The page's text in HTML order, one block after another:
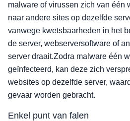
malware of virussen zich van één
naar andere sites op dezelfde
vanwege kwetsbaarheden in het
de server, webserversoftware of
server draait.Zodra malware één
geïnfecteerd, kan deze zich
websites op dezelfde server,
gevaar worden gebracht.
Enkel punt van falen